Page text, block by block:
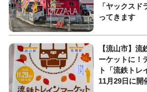
「ヤックス
ってきます
【流山市】
ーケットに！
ト「流鉄トレ
11月29日に開